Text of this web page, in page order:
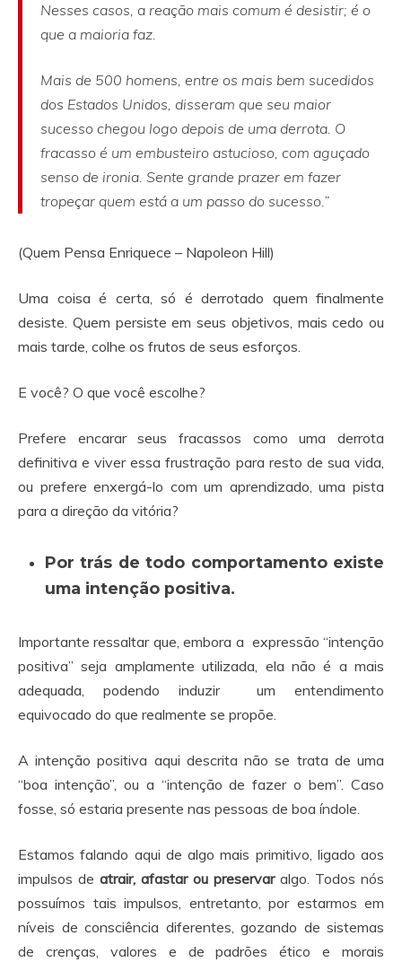
Nesses casos, a reação mais comum é desistir; é o
que a maioria faz.
Mais de 500 homens, entre os mais bem sucedidos
dos Estados Unidos, disseram que seu maior
sucesso chegou logo depois de uma derrota. O
fracasso é um embusteiro astucioso, com aguçado
senso de ironia. Sente grande prazer em fazer
tropeçar quem está a um passo do sucesso.”
(Quem Pensa Enriquece – Napoleon Hill)
Uma coisa é certa, só é derrotado quem finalmente
desiste. Quem persiste em seus objetivos, mais cedo ou
mais tarde, colhe os frutos de seus esforços.
E você? O que você escolhe?
Prefere encarar seus fracassos como uma derrota
definitiva e viver essa frustração para resto de sua vida,
ou prefere enxergá-lo com um aprendizado, uma pista
para a direção da vitória?
Por trás de todo comportamento existe
uma intenção positiva.
Importante ressaltar que, embora a expressão “intenção
positiva” seja amplamente utilizada, ela não é a mais
adequada, podendo induzir um entendimento
equivocado do que realmente se propõe.
A intenção positiva aqui descrita não se trata de uma
“boa intenção”, ou a “intenção de fazer o bem”. Caso
fosse, só estaria presente nas pessoas de boa índole.
Estamos falando aqui de algo mais primitivo, ligado aos
impulsos de atrair, afastar ou preservar algo. Todos nós
possuímos tais impulsos, entretanto, por estarmos em
níveis de consciência diferentes, gozando de sistemas
de crenças, valores e de padrões ético e morais